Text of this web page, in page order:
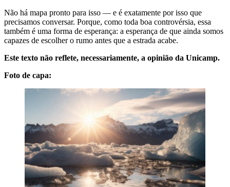
Não há mapa pronto para isso — e é exatamente por isso que
precisamos conversar. Porque, como toda boa controvérsia, essa
também é uma forma de esperança: a esperança de que ainda somos
capazes de escolher o rumo antes que a estrada acabe.
Este texto não reflete, necessariamente, a opinião da Unicamp.
Foto de capa: